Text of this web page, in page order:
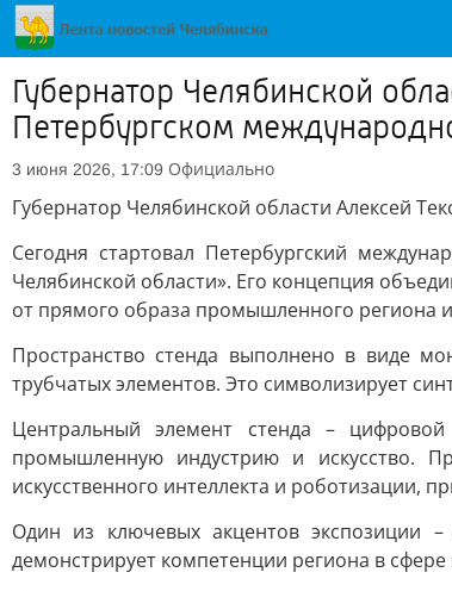
Губернатор Челябинской
Петербургском
3 июня 2026, 17:09 Официально
Губернатор Челябинской области Алексей
Сегодня стартовал Петербургский
Челябинской области». Его концепция
от прямого образа промышленного региона
Пространство стенда выполнено в виде
трубчатых элементов. Это символизирует
Центральный элемент стенда –
промышленную индустрию и искусство.
искусственного интеллекта и роботизации,
Один из ключевых акцентов экспозиции
демонстрирует компетенции региона в